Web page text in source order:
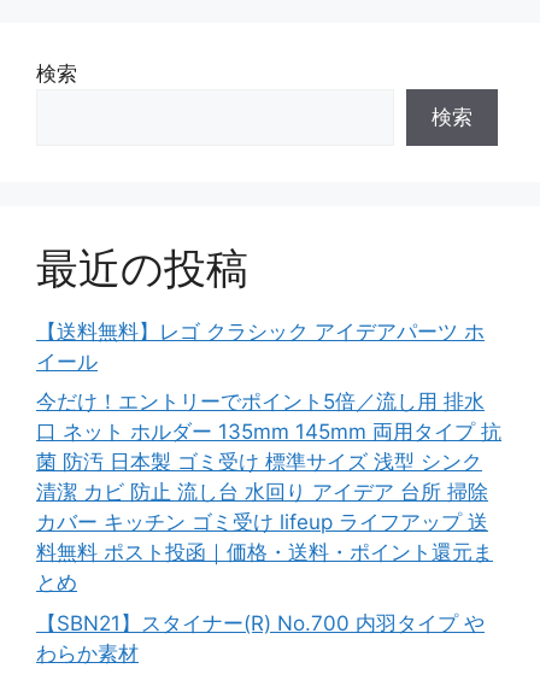
検索
検索
最近の投稿
【送料無料】レゴ クラシック アイデアパーツ ホ
イール
今だけ！エントリーでポイント5倍／流し用 排水
口 ネット ホルダー 135mm 145mm 両用タイプ 抗
菌 防汚 日本製 ゴミ受け 標準サイズ 浅型 シンク
清潔 カビ 防止 流し台 水回り アイデア 台所 掃除
カバー キッチン ゴミ受け lifeup ライフアップ 送
料無料 ポスト投函｜価格・送料・ポイント還元ま
とめ
【SBN21】スタイナー(R) No.700 内羽タイプ や
わらか素材